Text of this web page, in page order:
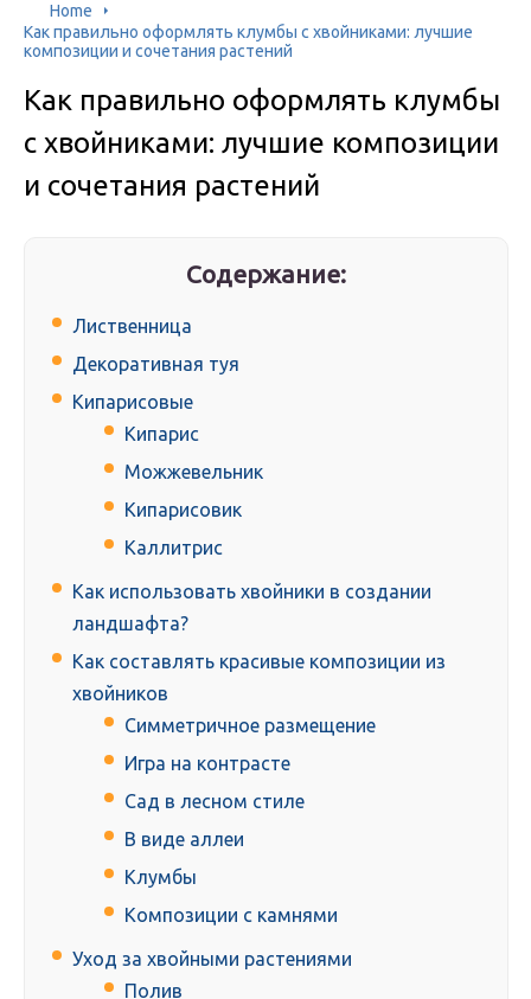
Home
Как правильно оформлять клумбы с хвойниками: лучшие
композиции и сочетания растений
Как правильно оформлять клумбы
с хвойниками: лучшие композиции
и сочетания растений
Содержание:
Лиственница
Декоративная туя
Кипарисовые
Кипарис
Можжевельник
Кипарисовик
Каллитрис
Как использовать хвойники в создании
ландшафта?
Как составлять красивые композиции из
хвойников
Симметричное размещение
Игра на контрасте
Сад в лесном стиле
В виде аллеи
Клумбы
Композиции с камнями
Уход за хвойными растениями
Полив